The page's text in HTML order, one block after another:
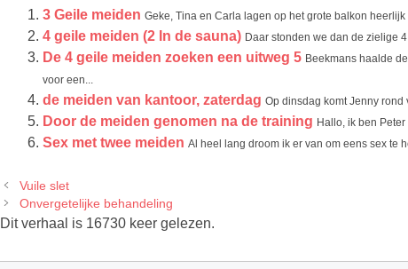
3 Geile meiden Geke, Tina en Carla lagen op het grote balkon heerlijk
4 geile meiden (2 In de sauna) Daar stonden we dan de zielige 4
De 4 geile meiden zoeken een uitweg 5 Beekmans haalde
voor een...
de meiden van kantoor, zaterdag Op dinsdag komt Jenny rond
Door de meiden genomen na de training Hallo, ik ben
Sex met twee meiden Al heel lang droom ik er van om eens sex te
Vuile slet
Onvergetelijke behandeling
Dit verhaal is 16730 keer gelezen.